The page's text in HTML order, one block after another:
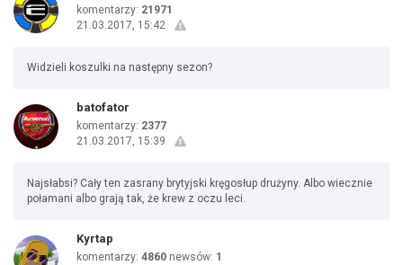
komentarzy: 21971
21.03.2017, 15:42
Widzieli koszulki na następny sezon?
batofator
komentarzy: 2377
21.03.2017, 15:39
Najsłabsi? Cały ten zasrany brytyjski kręgosłup drużyny. Albo wiecznie
połamani albo grają tak, że krew z oczu leci.
Kyrtap
komentarzy: 4860 newsów: 1